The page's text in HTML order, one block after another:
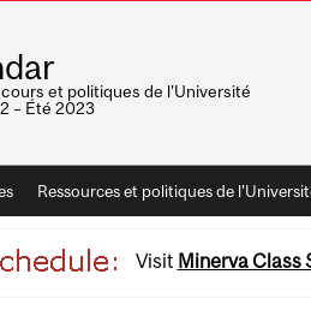
et politiques de l'Université
– Été 2023
Ressources et politiques de
Visit Minerva Class